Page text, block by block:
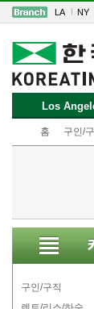
LA NY
Los
홈 구인/
구인/구직